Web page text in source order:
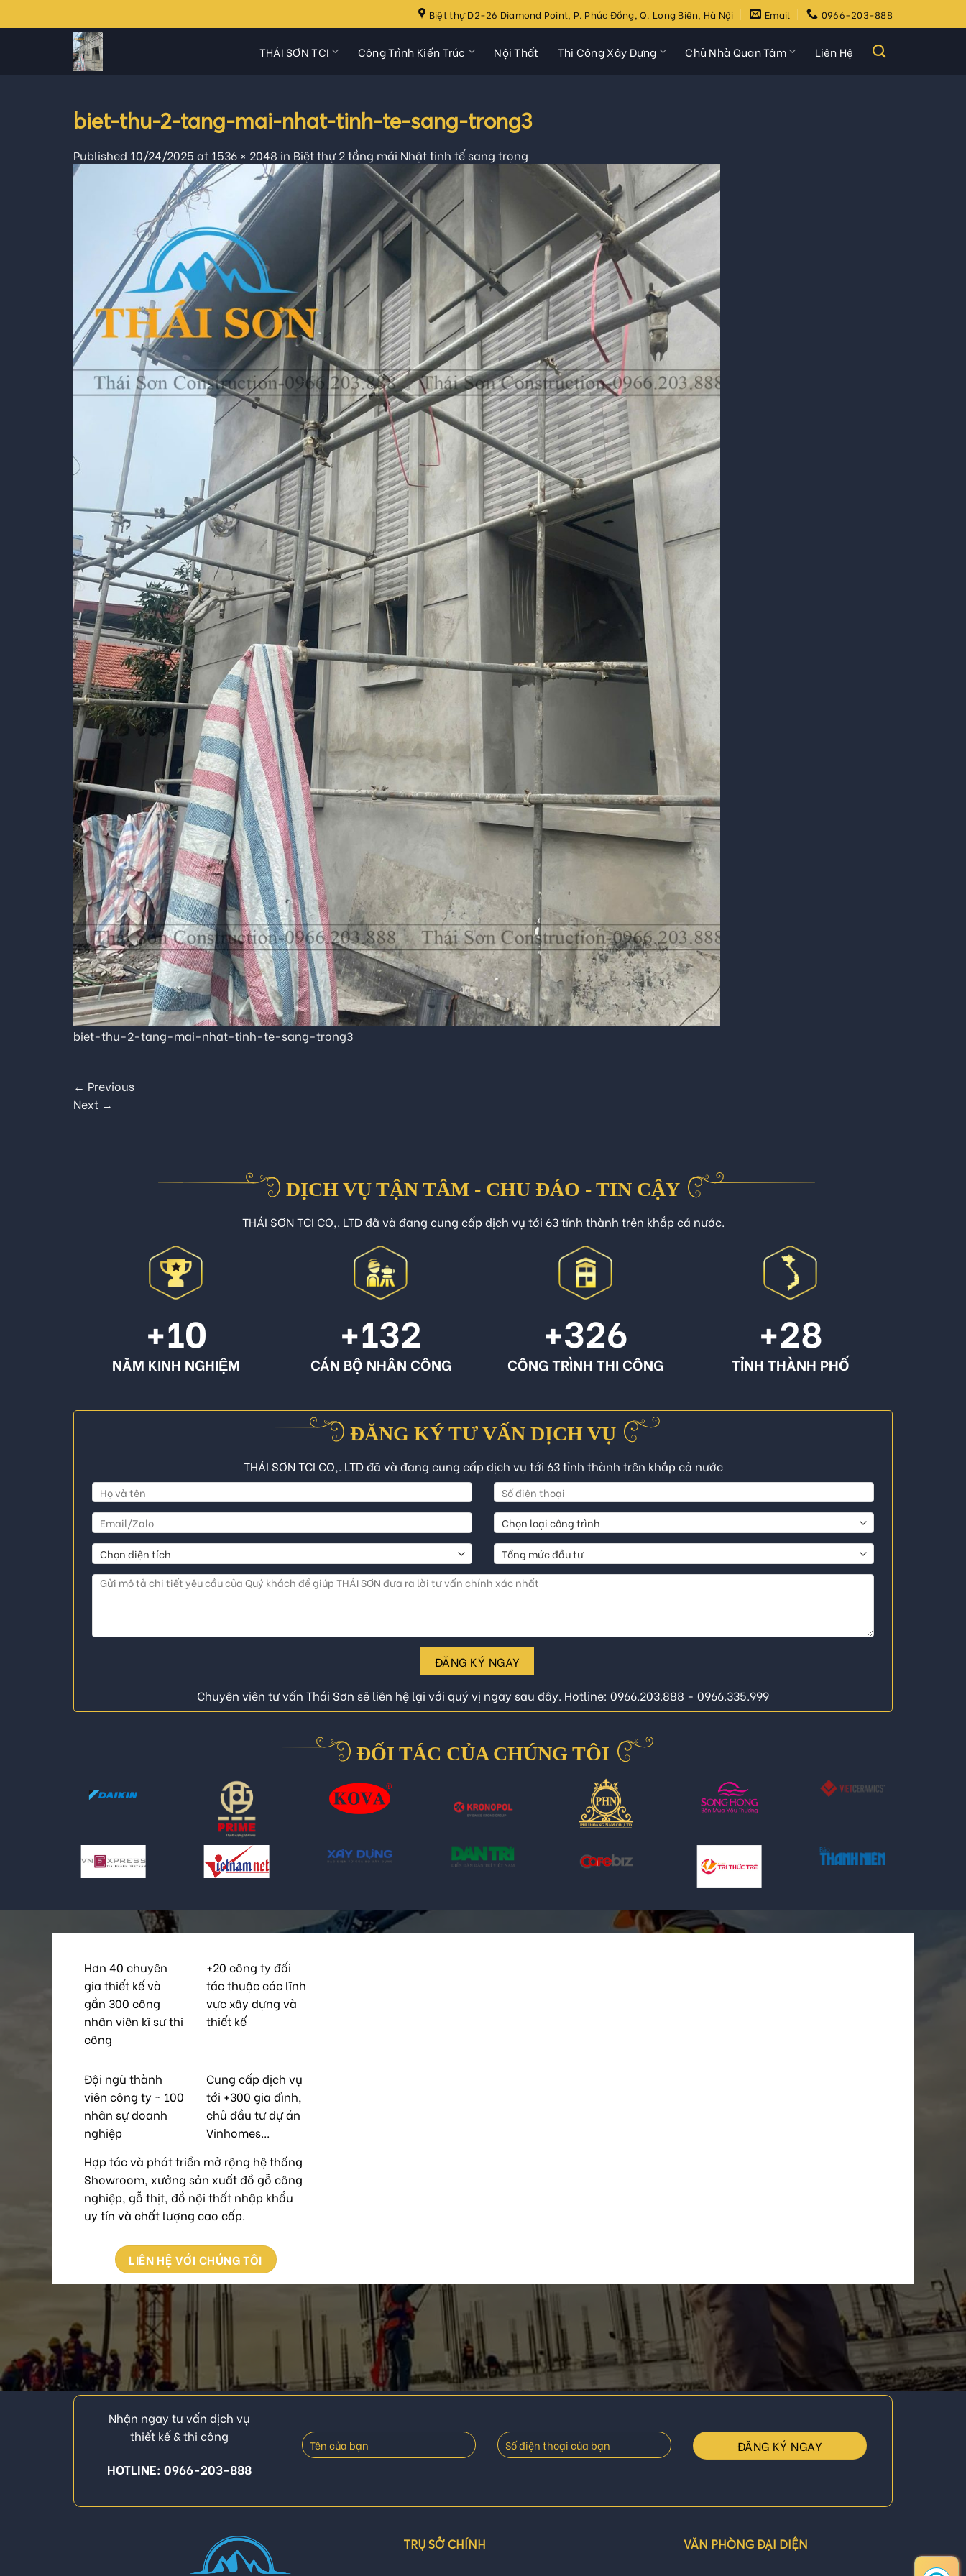
to
Biệt thự D2-26 Diamond Point, P. Phúc Đồng, Q. Long Biên, Hà Nội Email 0966-203-888
THÁI SƠN TCI Công Trình Kiến Trúc Nội Thất Thi Công Xây Dựng Chủ Nhà Quan Tâm Liên Hệ
biet-thu-2-tang-mai-nhat-tinh-te-sang-trong3
Published 10/24/2025 at 1536 × 2048 in Biệt thự 2 tầng mái Nhật tinh tế sang trọng
biet-thu-2-tang-mai-nhat-tinh-te-sang-trong3
← Previous
Next →
DỊCH VỤ TẬN TÂM - CHU ĐÁO - TIN CẬY
THÁI SƠN TCI CO,. LTD đã và đang cung cấp dịch vụ tới 63 tỉnh thành trên khắp cả nước.
+10
NĂM KINH NGHIỆM
+132
CÁN BỘ NHÂN CÔNG
+326
CÔNG TRÌNH THI CÔNG
+28
TỈNH THÀNH PHỐ
ĐĂNG KÝ TƯ VẤN DỊCH VỤ
THÁI SƠN TCI CO,. LTD đã và đang cung cấp dịch vụ tới 63 tỉnh thành trên khắp cả nước
ĐĂNG KÝ NGAY
Chuyên viên tư vấn Thái Sơn sẽ liên hệ lại với quý vị ngay sau đây. Hotline: 0966.203.888 - 0966.335.999
ĐỐI TÁC CỦA CHÚNG TÔI
Hơn 40 chuyên
gia thiết kế và
gần 300 công
nhân viên kĩ sư thi
công
+20 công ty đối
tác thuộc các lĩnh
vực xây dựng và
thiết kế
Đội ngũ thành
viên công ty ~ 100
nhân sự doanh
nghiệp
Cung cấp dịch vụ
tới +300 gia đình,
chủ đầu tư dự án
Vinhomes...
Hợp tác và phát triển mở rộng hệ thống
Showroom, xưởng sản xuất đồ gỗ công
nghiệp, gỗ thịt, đồ nội thất nhập khẩu
uy tín và chất lượng cao cấp.
LIÊN HỆ VỚI CHÚNG TÔI
Nhận ngay tư vấn dịch vụ
thiết kế & thi công
HOTLINE: 0966-203-888
TRỤ SỞ CHÍNH VĂN PHÒNG ĐẠI DIỆN